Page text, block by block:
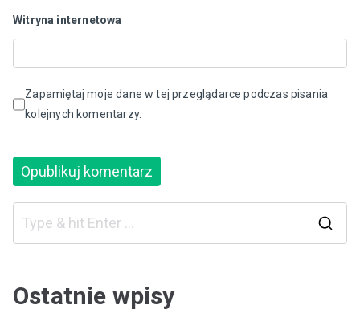
Witryna internetowa
Zapamiętaj moje dane w tej przeglądarce podczas pisania
kolejnych komentarzy.
Ostatnie wpisy